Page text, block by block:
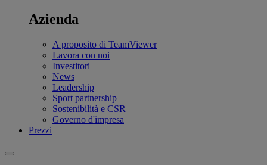
Azienda
A proposito di TeamViewer
Lavora con noi
Investitori
News
Leadership
Sport partnership
Sostenibilità e CSR
Governo d'impresa
Prezzi